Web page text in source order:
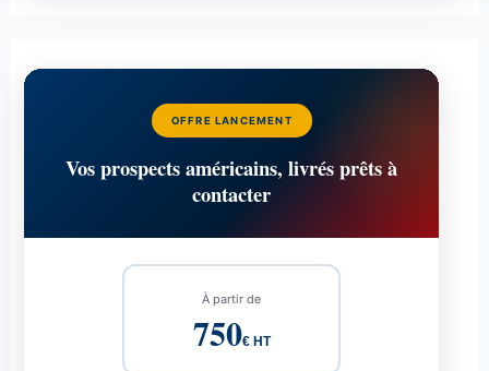
OFFRE LANCEMENT
Vos prospects américains, livrés prêts à
contacter
À partir de
750€ HT